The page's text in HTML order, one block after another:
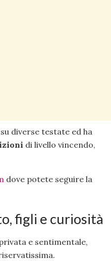
diverse testate ed ha
di livello vincendo,
dove potete seguire la
figli e curiosità
e sentimentale,